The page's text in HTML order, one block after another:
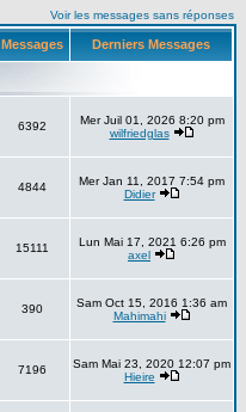
Voir les messages sans réponses
Messages Derniers Messages
6392
Mer Juil 01, 2026 8:20 pm
wilfriedglas
4844
Mer Jan 11, 2017 7:54 pm
Didier
15111
Lun Mai 17, 2021 6:26 pm
axel
390
Sam Oct 15, 2016 1:36 am
Mahimahi
7196
Sam Mai 23, 2020 12:07 pm
Hieire